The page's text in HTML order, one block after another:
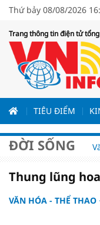
Thứ bảy 08/08/2026
Trang thông tin điện tử
TIÊU ĐIỂM
ĐỜI SỐNG
Thung lũng
VĂN HÓA - THỂ THAO